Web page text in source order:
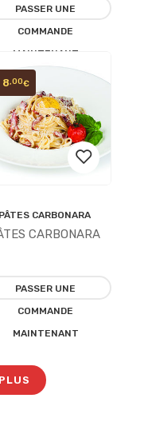
PASSER UNE
COMMANDE
MAINTENANT
Ajouter
liste
d’envies
PÂTES CARBONARA
CARBONARA
8,00€
PASSER UNE
COMMANDE
MAINTENANT